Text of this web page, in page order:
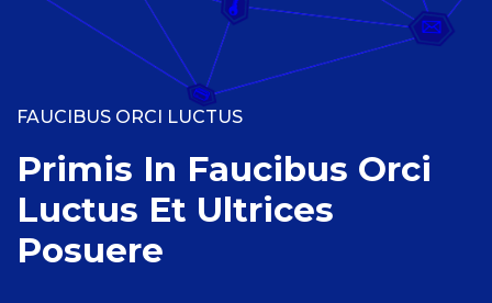
FAUCIBUS ORCI LUCTUS
Primis In Faucibus Orci
Luctus Et Ultrices
Posuere